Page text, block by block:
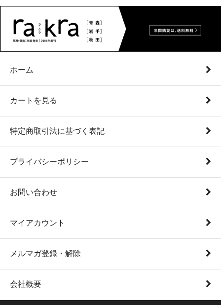
ホーム
カートを見る
特定商取引法に基づく表記
プライバシーポリシー
お問い合わせ
マイアカウント
メルマガ登録・解除
会社概要